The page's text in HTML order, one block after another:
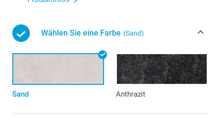
Wählen Sie eine Farbe (Sand)
Sand Anthrazit